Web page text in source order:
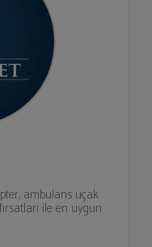
ambulans uçak
ile en uygun